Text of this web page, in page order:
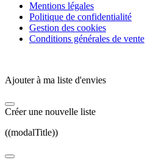
Mentions légales
Politique de confidentialité
Gestion des cookies
Conditions générales de vente
Ajouter à ma liste d'envies
Créer une nouvelle liste
((modalTitle))